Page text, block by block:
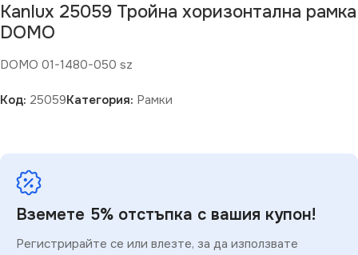
Kanlux 25059 Тройна хоризонтална рамка
DOMO
DOMO 01-1480-050 sz
Код: 25059Категория: Рамки
Вземете 5% отстъпка с вашия купон!
Регистрирайте се или влезте, за да използвате